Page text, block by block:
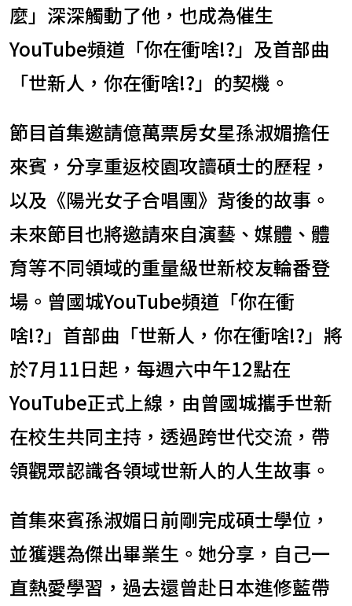
麼」深深觸動了他，也成為催生
YouTube頻道「你在衝啥!?」及首部曲
「世新人，你在衝啥!?」的契機。
節目首集邀請億萬票房女星孫淑媚擔任
來賓，分享重返校園攻讀碩士的歷程，
以及《陽光女子合唱團》背後的故事。
未來節目也將邀請來自演藝、媒體、體
育等不同領域的重量級世新校友輪番登
場。曾國城YouTube頻道「你在衝
啥!?」首部曲「世新人，你在衝啥!?」將
於7月11日起，每週六中午12點在
YouTube正式上線，由曾國城攜手世新
在校生共同主持，透過跨世代交流，帶
領觀眾認識各領域世新人的人生故事。
首集來賓孫淑媚日前剛完成碩士學位，
並獲選為傑出畢業生。她分享，自己一
直熱愛學習，過去還曾赴日本進修藍帶